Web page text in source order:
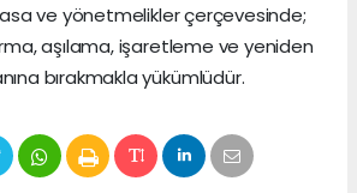
ve yönetmelikler çerçevesinde;
aşılama, işaretleme ve yeniden
bırakmakla yükümlüdür.